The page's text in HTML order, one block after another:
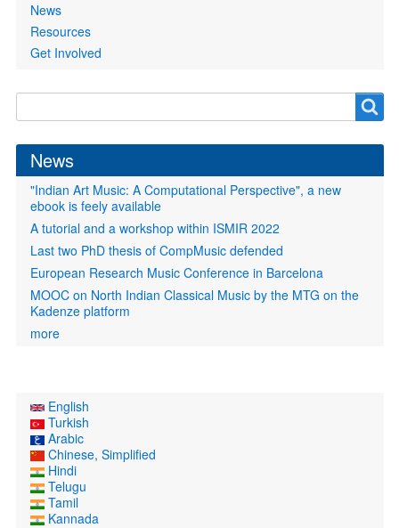
News
Resources
Get Involved
form
News
"Indian Art Music: A Computational Perspective", a new
ebook is feely available
A tutorial and a workshop within ISMIR 2022
Last two PhD thesis of CompMusic defended
European Research Music Conference in Barcelona
MOOC on North Indian Classical Music by the MTG on the
Kadenze platform
more
English
Turkish
Arabic
Chinese, Simplified
Hindi
Telugu
Tamil
Kannada